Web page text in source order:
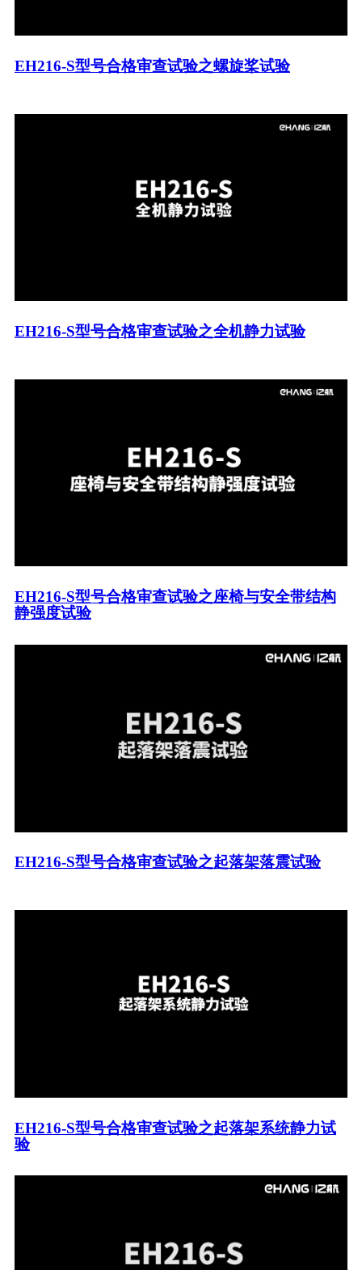
EH216-S型号合格审查试验之螺旋桨试验
EH216-S型号合格审查试验之全机静力试验
EH216-S型号合格审查试验之座椅与安全带结构
静强度试验
EH216-S型号合格审查试验之起落架落震试验
EH216-S型号合格审查试验之起落架系统静力试
验